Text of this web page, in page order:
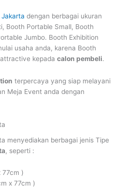
dengan berbagai ukuran
Booth Portable Small, Booth
Jumbo. Booth Exhibition
usaha anda, karena Booth
kepada calon pembeli.
terpercaya yang siap melayani
Meja Event anda dengan
menyediakan berbagai jenis Tipe
, seperti :
77cm )
x 77cm )